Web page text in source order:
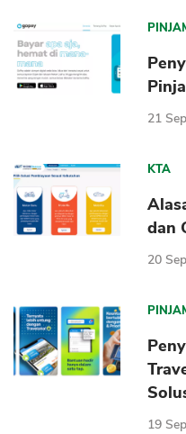
21
KTA
dan
20
19